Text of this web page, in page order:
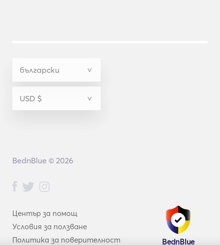
Център за помощ
Условия за ползване
Политика за поверителност
BednBlue
BednBlue © 2026